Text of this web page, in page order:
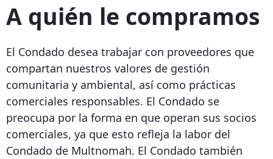
A quién le compramos
El Condado desea trabajar con proveedores que
compartan nuestros valores de gestión
comunitaria y ambiental, así como prácticas
comerciales responsables. El Condado se
preocupa por la forma en que operan sus socios
comerciales, ya que esto refleja la labor del
Condado de Multnomah. El Condado también